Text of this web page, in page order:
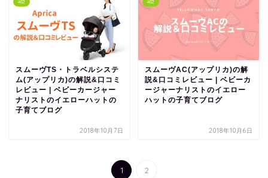
a型
スムーヴTS・トラベルシステ
ム(アップリカ)の解説&口コミ
レビュー | ベビーカージャー
ナリストのイエローハットの
子育てブログ
2018年10月7日
a型
スムーヴAC(アップリカ)の解
説&口コミレビュー | ベビーカ
ージャーナリストのイエロー
ハットの子育てブログ
2018年10月6日
1 2